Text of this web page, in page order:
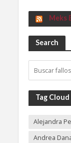
Meks
Search
Tag Cloud
Alejandra
Andrea